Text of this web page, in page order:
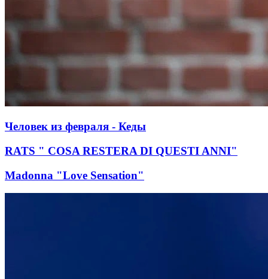
Человек из февраля - Кеды
RATS " COSA RESTERA DI QUESTI ANNI"
Madonna "Love Sensation"